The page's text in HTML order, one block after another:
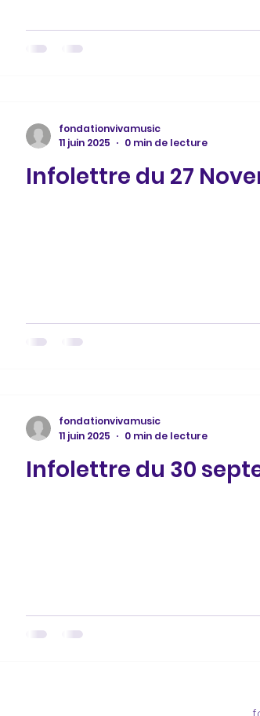
Infolettre du 27
fondationvivamusic
11 juin 2025
0 min de lecture
Infolettre du 30
fondationvivamusic
11 juin 2025
0 min de lecture